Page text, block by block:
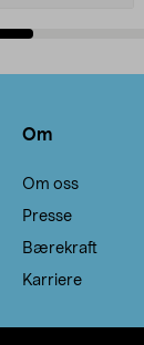
Om
Om oss
Presse
Bærekraft
Karriere